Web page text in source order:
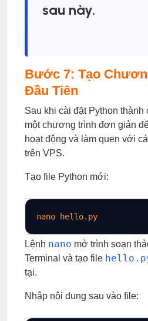
sau này.
Bước 7: Tạo
Đầu Tiên
Sau khi cài đặt Python thành
một chương trình đơn giản
hoạt động và làm quen với
trên VPS.
Tạo file Python mới:
nano hello.py
Lệnh nano mở trình soạn
Terminal và tạo file
tại.
Nhập nội dung sau vào file: